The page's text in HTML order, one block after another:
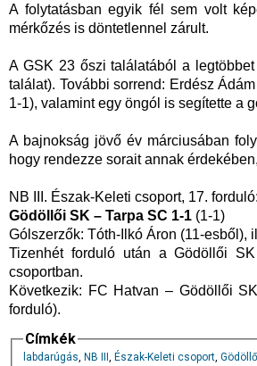
A folytatásban egyik fél sem volt
mérkőzés is döntetlennel zárult.
A GSK 23 őszi találatából a
találat). További sorrend: Erdész
1-1), valamint egy öngól is segítette a
A bajnokság jövő év márciusában
hogy rendezze sorait annak
NB III. Észak-Keleti csoport, 17. forduló:
Gödöllői SK – Tarpa SC 1-1 (1-1)
Gólszerzők: Tóth-Ilkó Áron (11-esből),
Tizenhét forduló után a Gödöllői
csoportban.
Következik: FC Hatvan – Gödöllői
forduló).
Címkék
labdarúgás, NB III , Észak-Keleti csoport,